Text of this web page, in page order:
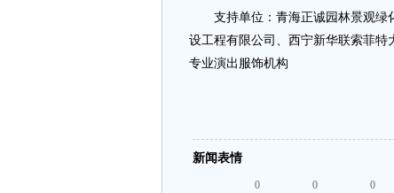
支持单位：青海正诚园林景观绿
设工程有限公司、西宁新华联索菲
专业演出服饰机构
新闻表情
0 0 0